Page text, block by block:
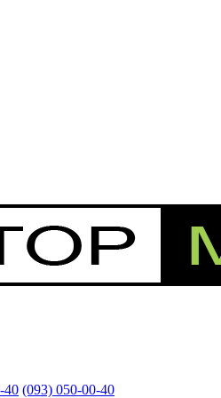
40 (093) 050-00-40